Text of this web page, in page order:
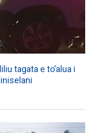
tagata e to’alua i